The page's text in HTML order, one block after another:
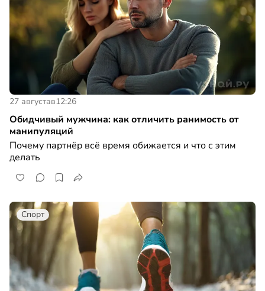
27 августав12:26
Обидчивый мужчина: как отличить ранимость от
манипуляций
Почему партнёр всё время обижается и что с этим
делать
Спорт